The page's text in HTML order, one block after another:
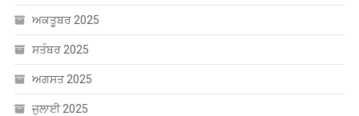
ਅਕਤੂਬਰ 2025
ਸਤੰਬਰ 2025
ਅਗਸਤ 2025
ਜੁਲਾਈ 2025